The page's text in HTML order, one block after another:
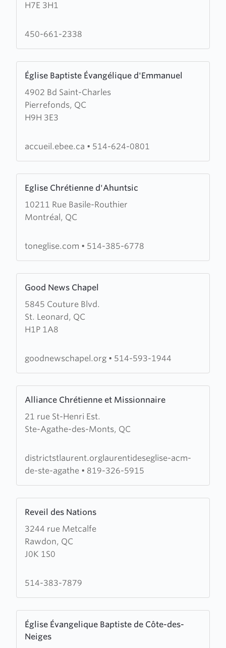
H7E 3H1
Baptiste
Laval
450-661-2338
Église Baptiste Évangélique d'Emmanuel
4902 Bd Saint-Charles
Pierrefonds, QC
H9H 3E3
more
about
Église
Baptiste
d'Emmanuel
accueil.ebee.ca • 514-624-0801
Eglise Chrétienne d'Ahuntsic
10211 Rue Basile-Routhier
Montréal, QC
more
about
Eglise
d'Ahuntsic
toneglise.com • 514-385-6778
Good News Chapel
5845 Couture Blvd.
St. Leonard, QC
H1P 1A8
more
about
Good
News
goodnewschapel.org • 514-593-1944
Alliance Chrétienne et Missionnaire
21 rue St-Henri Est.
Ste-Agathe-des-Monts, QC
more
about
Alliance
Missionnaire
districtstlaurent.orglaurentideseglise-acm-
de-ste-agathe • 819-326-5915
Reveil des Nations
3244 rue Metcalfe
Rawdon, QC
J0K 1S0
more
about
Reveil
des
514-383-7879
Église Évangelique Baptiste de Côte-des-
Neiges
more
about